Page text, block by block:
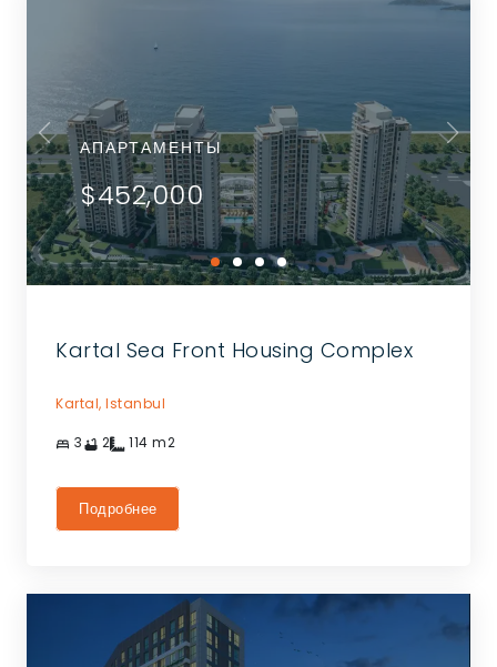
АПАРТАМЕНТЫ
$452,000
Kartal Sea Front Housing Complex
Kartal, Istanbul
3 2 114 m2
Подробнее